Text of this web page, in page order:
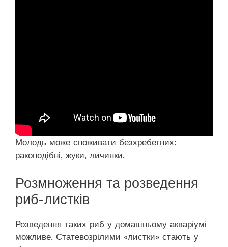
Молодь може споживати безхребетних:
ракоподібні, жуки, личинки.
Розмноження та розведення
риб-листків
Розведення таких риб у домашньому акваріумі
можливе. Статевозрілими «листки» стають у